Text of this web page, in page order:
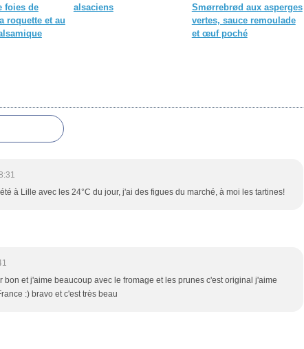
foies de
roquette et au
alsaciens
Smørrebrød aux asperges
vertes, sauce remoulade
et œuf poché
à Lille avec les 24°C du jour, j'ai des figues du marché, à moi les tartines!
bon et j'aime beaucoup avec le fromage et les prunes c'est original j'aime
:) bravo et c'est très beau